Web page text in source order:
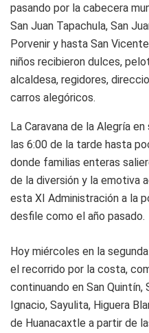
pasando por la cabecera
San Juan Tapachula, San
Porvenir y hasta San
niños recibieron dulces,
alcaldesa, regidores,
carros alegóricos.
La Caravana de la Alegría
las 6:00 de la tarde hasta
donde familias enteras
de la diversión y la emotiva
esta XI Administración a la
desfile como el año pasado.
Hoy miércoles en la
el recorrido por la costa,
continuando en San Quintín,
Ignacio, Sayulita, Higuera
de Huanacaxtle a partir de